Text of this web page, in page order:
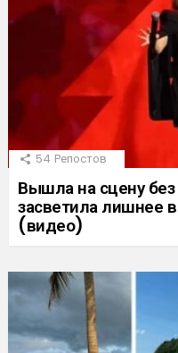
54 Репостов
Вышла на сцену
засветила лишнее
(видео)